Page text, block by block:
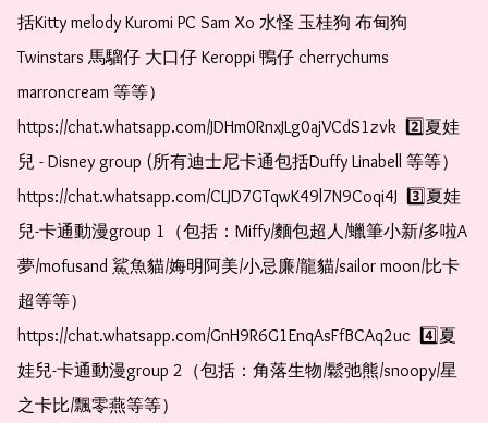
括Kitty melody Kuromi PC Sam Xo 水怪 玉桂狗 布甸狗
Twinstars 馬騮仔 大口仔 Keroppi 鴨仔 cherrychums
marroncream 等等）
https://chat.whatsapp.com/JDHm0RnxJLg0ajVCdS1zvk  2️⃣夏娃
兒 - Disney group (所有迪士尼卡通包括Duffy Linabell 等等）
https://chat.whatsapp.com/CLJD7GTqwK49l7N9Coqi4J  3️⃣夏娃
兒-卡通動漫group 1（包括：Miffy/麵包超人/蠟筆小新/多啦A
夢/mofusand 鯊魚貓/娒明阿美/小忌廉/龍貓/sailor moon/比卡
超等等）
https://chat.whatsapp.com/GnH9R6G1EnqAsFfBCAq2uc  4️⃣夏
娃兒-卡通動漫group 2（包括：角落生物/鬆弛熊/snoopy/星
之卡比/飄零燕等等）